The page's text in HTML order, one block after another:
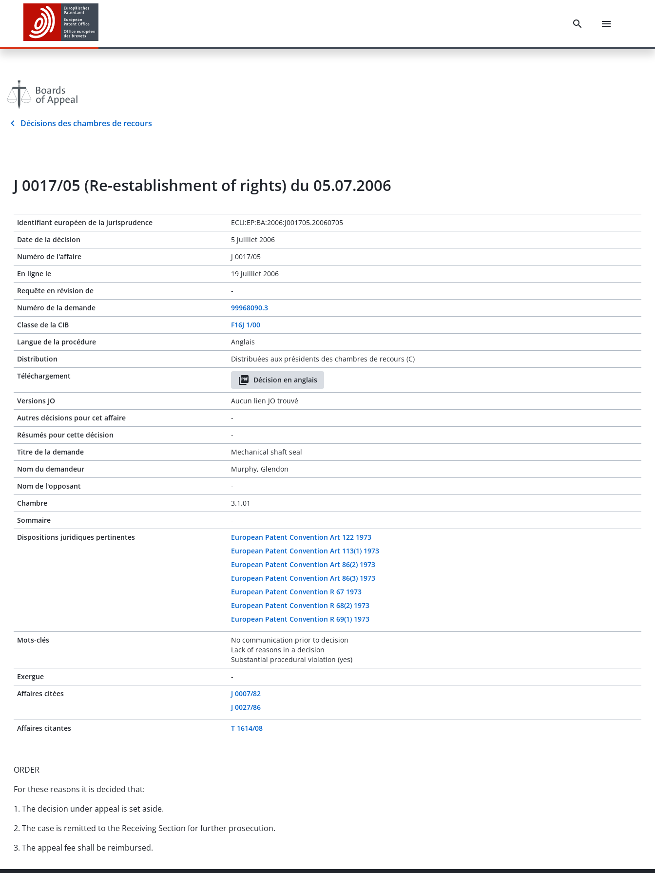
Décisions des chambres de recours
J 0017/05 (Re-establishment of rights) du 05.07.2006
Identifiant européen de la jurisprudence
ECLI:EP:BA:2006:J001705.20060705
Date de la décision
5 juilliet 2006
Numéro de l'affaire
J 0017/05
En ligne le
19 juilliet 2006
Requête en révision de
-
Numéro de la demande
99968090.3
Classe de la CIB
F16J 1/00
Langue de la procédure
Anglais
Distribution
Distribuées aux présidents des chambres de recours (C)
Téléchargement
Décision en anglais
Versions JO
Aucun lien JO trouvé
Autres décisions pour cet affaire
-
Résumés pour cette décision
-
Titre de la demande
Mechanical shaft seal
Nom du demandeur
Murphy, Glendon
Nom de l'opposant
-
Chambre
3.1.01
Sommaire
-
Dispositions juridiques pertinentes
European Patent Convention Art 122 1973
European Patent Convention Art 113(1) 1973
European Patent Convention Art 86(2) 1973
European Patent Convention Art 86(3) 1973
European Patent Convention R 67 1973
European Patent Convention R 68(2) 1973
European Patent Convention R 69(1) 1973
Mots-clés
No communication prior to decision
Lack of reasons in a decision
Substantial procedural violation (yes)
Exergue
-
Affaires citées
J 0007/82
J 0027/86
Affaires citantes T 1614/08
ORDER
For these reasons it is decided that:
1. The decision under appeal is set aside.
2. The case is remitted to the Receiving Section for further prosecution.
3. The appeal fee shall be reimbursed.